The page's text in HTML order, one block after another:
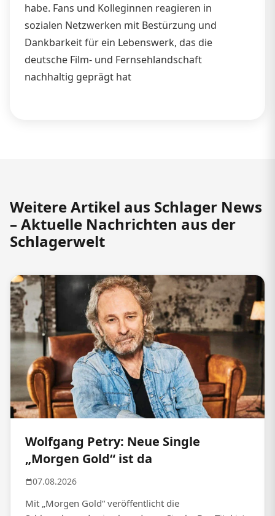
habe. Fans und Kolleginnen reagieren in
sozialen Netzwerken mit Bestürzung und
Dankbarkeit für ein Lebenswerk, das die
deutsche Film- und Fernsehlandschaft
nachhaltig geprägt hat
Weitere Artikel aus Schlager News
– Aktuelle Nachrichten aus der
Schlagerwelt
Wolfgang Petry: Neue Single
„Morgen Gold“ ist da
07.08.2026
Mit „Morgen Gold“ veröffentlicht die